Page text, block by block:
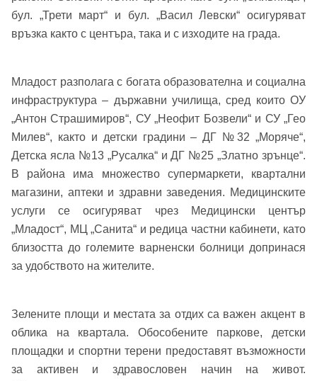
Вход Регистрация
Парола
Забравена парола?
Вход
или използвай профил
Вход с Google
бул. „Трети март“ и бул. „Васил Левски“ осигуряват
връзка както с центъра, така и с изходите на града.
Младост разполага с богата образователна и социална
инфраструктура – държавни училища, сред които ОУ
„Антон Страшимиров“, СУ „Неофит Бозвели“ и СУ „Гео
Милев“, както и детски градини – ДГ №32 „Моряче“,
Детска ясла №13 „Русалка“ и ДГ №25 „Златно зрънце“.
В района има множество супермаркети, квартални
магазини, аптеки и здравни заведения. Медицинските
услуги се осигуряват чрез Медицински център
„Младост“, МЦ „Санита“ и редица частни кабинети, като
близостта до големите варненски болници допринася
за удобството на жителите.
Зелените площи и местата за отдих са важен акцент в
облика на квартала. Обособените паркове, детски
площадки и спортни терени предоставят възможности
за активен и здравословен начин на живот.
Име*
Имейл адрес*
▼
Заяви оглед
Вашето запитване стигна до нас. Ще
се обадим възможно най-бързо.